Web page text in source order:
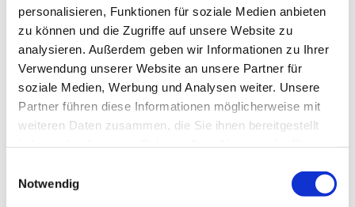
personalisieren, Funktionen für soziale Medien anbieten
zu können und die Zugriffe auf unsere Website zu
analysieren. Außerdem geben wir Informationen zu Ihrer
Verwendung unserer Website an unsere Partner für
soziale Medien, Werbung und Analysen weiter. Unsere
Partner führen diese Informationen möglicherweise mit
weiteren Daten zusammen, die Sie ihnen bereitgestellt
Notwendig
lösungsorientiert zu handeln und möglichst nachhaltig
sinnvolle Entscheidungen zu treffen. Im Vorfeld sorgt
Rechtsanwalt und Notar Peter Arends für eine einwandfreie
Beratung, damit der Mandant in jeder Situation
handlungsfähig bleibt.
MPFEHLENSWERT